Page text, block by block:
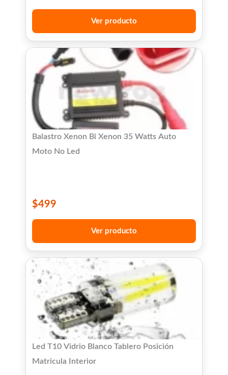
Ver producto
Balastro Xenon Bi Xenon 35 Watts Auto
Moto No Led
$499
Ver producto
Led T10 Vidrio Blanco Tablero Posición
Matricula Interior